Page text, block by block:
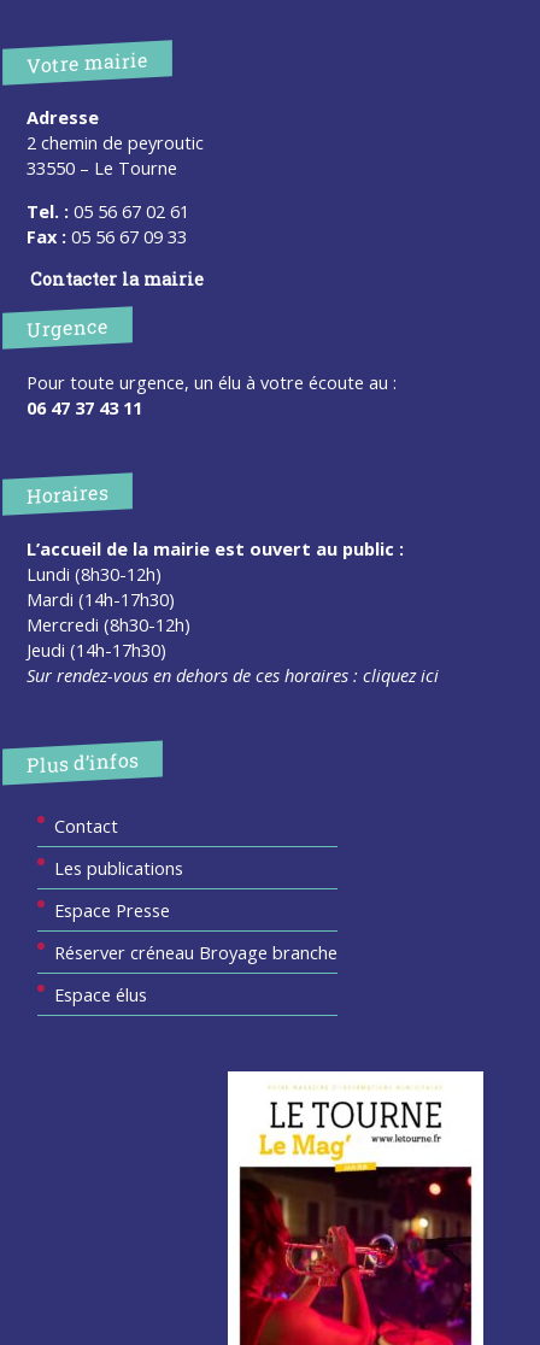
Votre mairie
Adresse
2 chemin de peyroutic
33550 – Le Tourne
Tel. : 05 56 67 02 61
Fax : 05 56 67 09 33
Contacter la mairie
Urgence
Pour toute urgence, un élu à votre écoute au :
06 47 37 43 11
Horaires
L’accueil de la mairie est ouvert au public :
Lundi (8h30-12h)
Mardi (14h-17h30)
Mercredi (8h30-12h)
Jeudi (14h-17h30)
Sur rendez-vous en dehors de ces horaires :cliquez ici
Plus d’infos
Contact
Les publications
Espace Presse
Réserver créneau Broyage branche
Espace élus